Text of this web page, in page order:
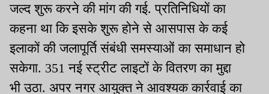
जल्द शुरू करने की मांग की गई. प्रतिनिधियों का
कहना था कि इसके शुरू होने से आसपास के कई
इलाकों की जलापूर्ति संबंधी समस्याओं का समाधान हो
सकेगा. 351 नई स्ट्रीट लाइटों के वितरण का मुद्दा
भी उठा. अपर नगर आयुक्त ने आवश्यक कार्रवाई का